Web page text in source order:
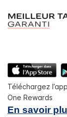
Téléchargez
One Rewards
En savoir